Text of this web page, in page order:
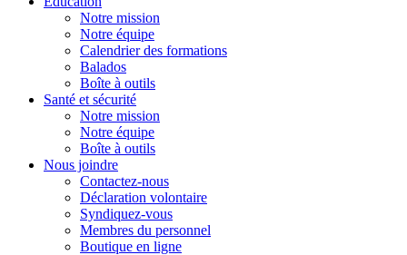
Notre mission
Notre équipe
Calendrier des formations
Balados
Boîte à outils
Santé et sécurité
Notre mission
Notre équipe
Boîte à outils
Nous joindre
Contactez-nous
Déclaration volontaire
Syndiquez-vous
Membres du personnel
Boutique en ligne